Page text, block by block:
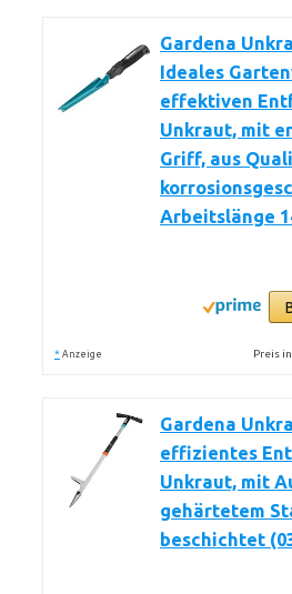
Gardena
Ideales
effektiven
Unkraut, mit
Griff, aus
Arbeitslänge
* Anzeige Preis
Gardena
effizientes
Unkraut, mit
gehärtetem
beschichtet